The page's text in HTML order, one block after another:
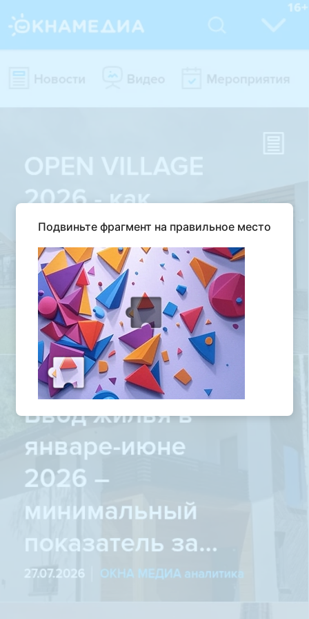
Подвиньте фрагмент на правильное место